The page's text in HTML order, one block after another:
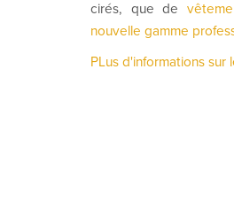
cirés, que de
nouvelle gamme
PLus d'informations sur